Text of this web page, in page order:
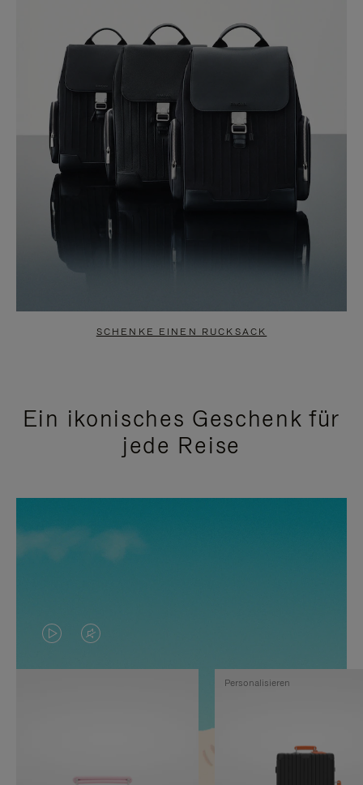
SCHENKE EINEN RUCKSACK
Ein ikonisches Geschenk für
jede Reise
DAS
VIDEO
VIDEO
IST
Personalisieren